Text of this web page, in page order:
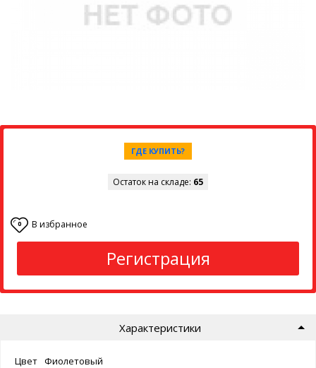
ГДЕ КУПИТЬ?
Остаток на складе: 65
0 В избранное
Регистрация
Характеристики
Цвет Фиолетовый